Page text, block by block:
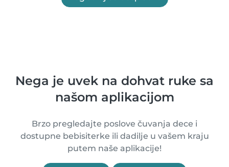
Nega je uvek na dohvat ruke sa
našom aplikacijom
Brzo pregledajte poslove čuvanja dece i
dostupne bebisiterke ili dadilje u vašem kraju
putem naše aplikacije!